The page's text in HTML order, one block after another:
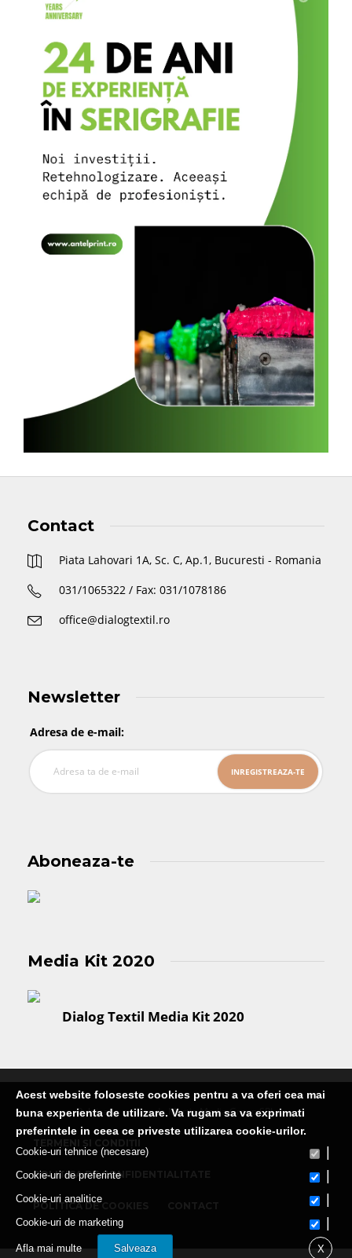
Contact
Piata Lahovari 1A, Sc. C, Ap.1, Bucuresti - Romania
031/1065322 / Fax: 031/1078186
office@dialogtextil.ro
Newsletter
Adresa de e-mail:
Aboneaza-te
Media Kit 2020
Dialog Textil Media Kit 2020
Publicatie editata de Martin Media Group SRL
POLITICA DE CONFIDENTIALITATE
POLITICA DE COOKIES
Acest website foloseste cookies pentru a va oferi cea mai
buna experienta de utilizare. Va rugam sa va exprimati
preferintele in ceea ce priveste utilizarea cookie-urilor.
Cookie-uri tehnice (necesare)
Cookie-uri de preferinte
Cookie-uri analitice
Cookie-uri de marketing
Afla mai multe Salveaza X